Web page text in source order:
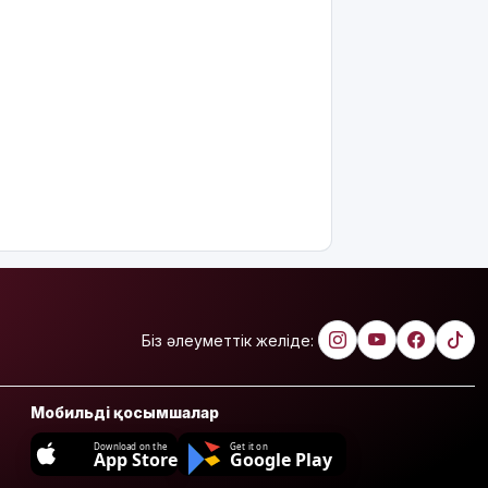
Біз әлеуметтік желіде:
Мобильді қосымшалар
Download on the
App Store
Get it on
Google Play